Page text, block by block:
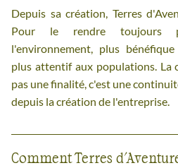
Depuis sa création, Terres
Pour le rendre toujours
l'environnement, plus
plus attentif aux populations. La
pas une finalité, c'est une
depuis la création de l'entreprise.
Comment Terres